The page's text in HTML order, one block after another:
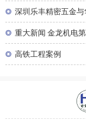
◎ 深圳乐丰精密五金与
◎ 重大新闻 金龙机电
◎ 高铁工程案例